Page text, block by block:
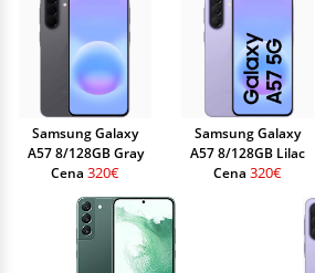
Samsung Galaxy
A57 8/128GB Gray
Cena 320€
Samsung Galaxy
A57 8/128GB Lilac
Cena 320€